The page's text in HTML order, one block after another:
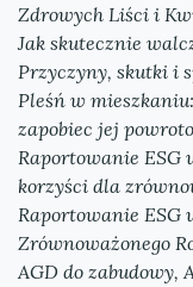
Zdrowych Liści i
Jak skutecznie
Przyczyny, skutki i
Pleśń w
zapobiec jej
Raportowanie ESG
korzyści dla
Raportowanie ESG
Zrównoważonego
AGD do zabudowy,